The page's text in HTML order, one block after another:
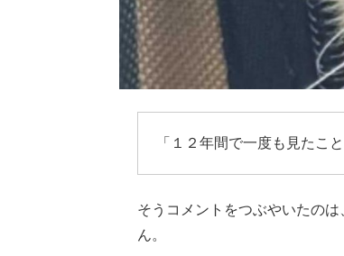
「１２年間で一度も見たこ
そうコメントをつぶやいたのは
ん。